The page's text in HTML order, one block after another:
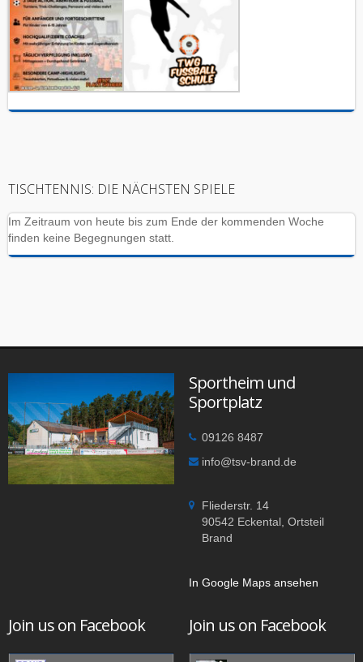
TISCHTENNIS: DIE NÄCHSTEN SPIELE
Im Zeitraum von heute bis zum Ende der kommenden Woche
finden keine Begegnungen statt.
Sportheim und
Sportplatz
09126 8487
info@tsv-brand.de
Fliederstr. 14
90542 Eckental, Ortsteil
Brand
In Google Maps ansehen
Join us on Facebook Join us on Facebook